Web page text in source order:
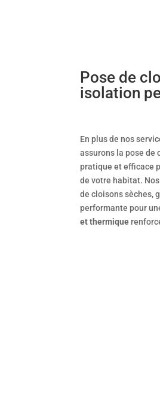
Pose de
isolation
En plus de nos
assurons la pose de
pratique et efficace
de votre habitat.
de cloisons sèches,
performante pour
et thermique